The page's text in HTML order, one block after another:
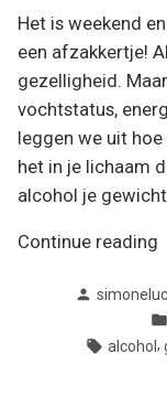
Het is weekend
een afzakkertje!
gezelligheid.
vochtstatus,
leggen we uit
het in je lichaam
alcohol je
Continue reading
Posted
Tags:
alcohol,